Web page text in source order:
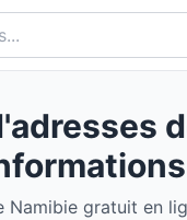
Namibie gratuit en